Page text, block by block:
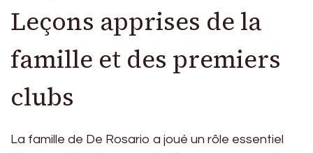
Leçons apprises de la
famille et des premiers
clubs
La famille de De Rosario a joué un rôle essentiel